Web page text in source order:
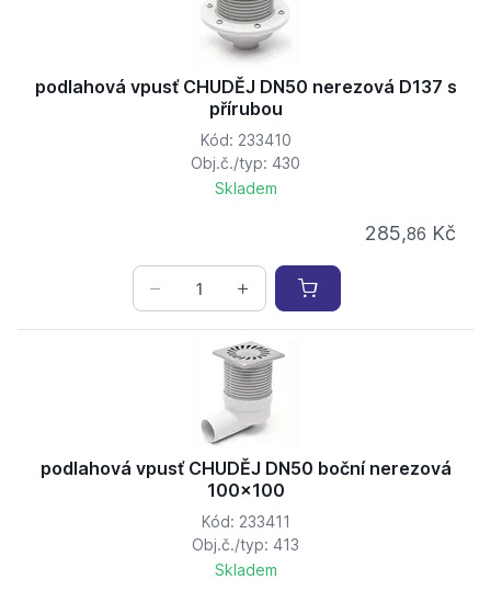
podlahová vpusť CHUDĚJ DN50 nerezová D137 s
přírubou
Kód: 233410
Obj.č./typ: 430
Skladem
285,86 Kč
podlahová vpusť CHUDĚJ DN50 boční nerezová
100x100
Kód: 233411
Obj.č./typ: 413
Skladem